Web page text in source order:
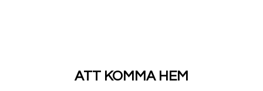
ATT KOMMA HEM